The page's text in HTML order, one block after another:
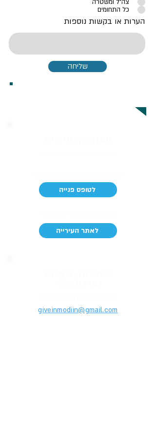
כל התחומים
הערות או בקשות נוספות
שליחה
לטופס פנייה
לאתר העירייה
giveinmodiin@gmail.com